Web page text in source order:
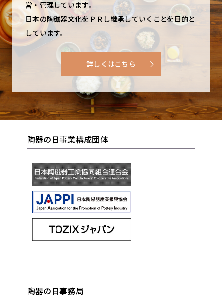
営・管理しています。
日本の陶磁器文化をＰＲし継承していくことを目的と
しています。
詳しくはこちら
陶器の日事業構成団体
陶器の日事務局